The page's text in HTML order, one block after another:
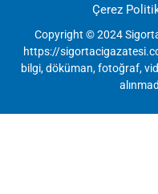
Çerez
Copyright © 2024
https://
bilgi, döküman, fotoğraf,